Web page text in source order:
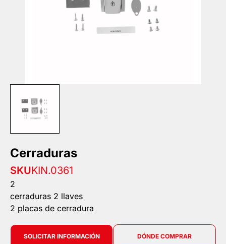
Cerraduras
SKUKIN.0361
2
cerraduras 2 llaves
2 placas de cerradura
SOLICITAR INFORMACIÓN DÓNDE COMPRAR